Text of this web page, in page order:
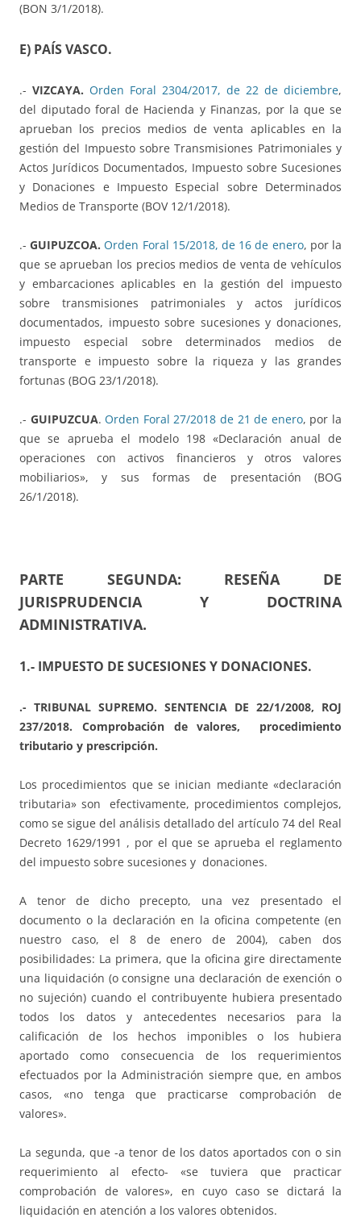
(BON 3/1/2018).
E) PAÍS VASCO.
.- VIZCAYA. Orden Foral 2304/2017, de 22 de diciembre,
del diputado foral de Hacienda y Finanzas, por la que se
aprueban los precios medios de venta aplicables en la
gestión del Impuesto sobre Transmisiones Patrimoniales y
Actos Jurídicos Documentados, Impuesto sobre Sucesiones
y Donaciones e Impuesto Especial sobre Determinados
Medios de Transporte (BOV 12/1/2018).
.-GUIPUZCOA. Orden Foral 15/2018, de 16 de enero, por la
que se aprueban los precios medios de venta de vehículos
y embarcaciones aplicables en la gestión del impuesto
sobre transmisiones patrimoniales y actos jurídicos
documentados, impuesto sobre sucesiones y donaciones,
impuesto especial sobre determinados medios de
transporte e impuesto sobre la riqueza y las grandes
fortunas (BOG 23/1/2018).
.- GUIPUZCUA.Orden Foral 27/2018 de 21 de enero, por la
que se aprueba el modelo 198 «Declaración anual de
operaciones con activos financieros y otros valores
mobiliarios», y sus formas de presentación (BOG
26/1/2018).
PARTE SEGUNDA: RESEÑA DE
JURISPRUDENCIA Y DOCTRINA
ADMINISTRATIVA.
1.- IMPUESTO DE SUCESIONES Y DONACIONES.
.- TRIBUNAL SUPREMO. SENTENCIA DE 22/1/2008, ROJ
237/2018. Comprobación de valores, procedimiento
tributario y prescripción.
Los procedimientos que se inician mediante «declaración
tributaria» son efectivamente, procedimientos complejos,
como se sigue del análisis detallado del artículo 74 del Real
Decreto 1629/1991 , por el que se aprueba el reglamento
del impuesto sobre sucesiones y donaciones.
A tenor de dicho precepto, una vez presentado el
documento o la declaración en la oficina competente (en
nuestro caso, el 8 de enero de 2004), caben dos
posibilidades: La primera, que la oficina gire directamente
una liquidación (o consigne una declaración de exención o
no sujeción) cuando el contribuyente hubiera presentado
todos los datos y antecedentes necesarios para la
calificación de los hechos imponibles o los hubiera
aportado como consecuencia de los requerimientos
efectuados por la Administración siempre que, en ambos
casos, «no tenga que practicarse comprobación de
valores».
La segunda, que -a tenor de los datos aportados con o sin
requerimiento al efecto- «se tuviera que practicar
comprobación de valores», en cuyo caso se dictará la
liquidación en atención a los valores obtenidos.